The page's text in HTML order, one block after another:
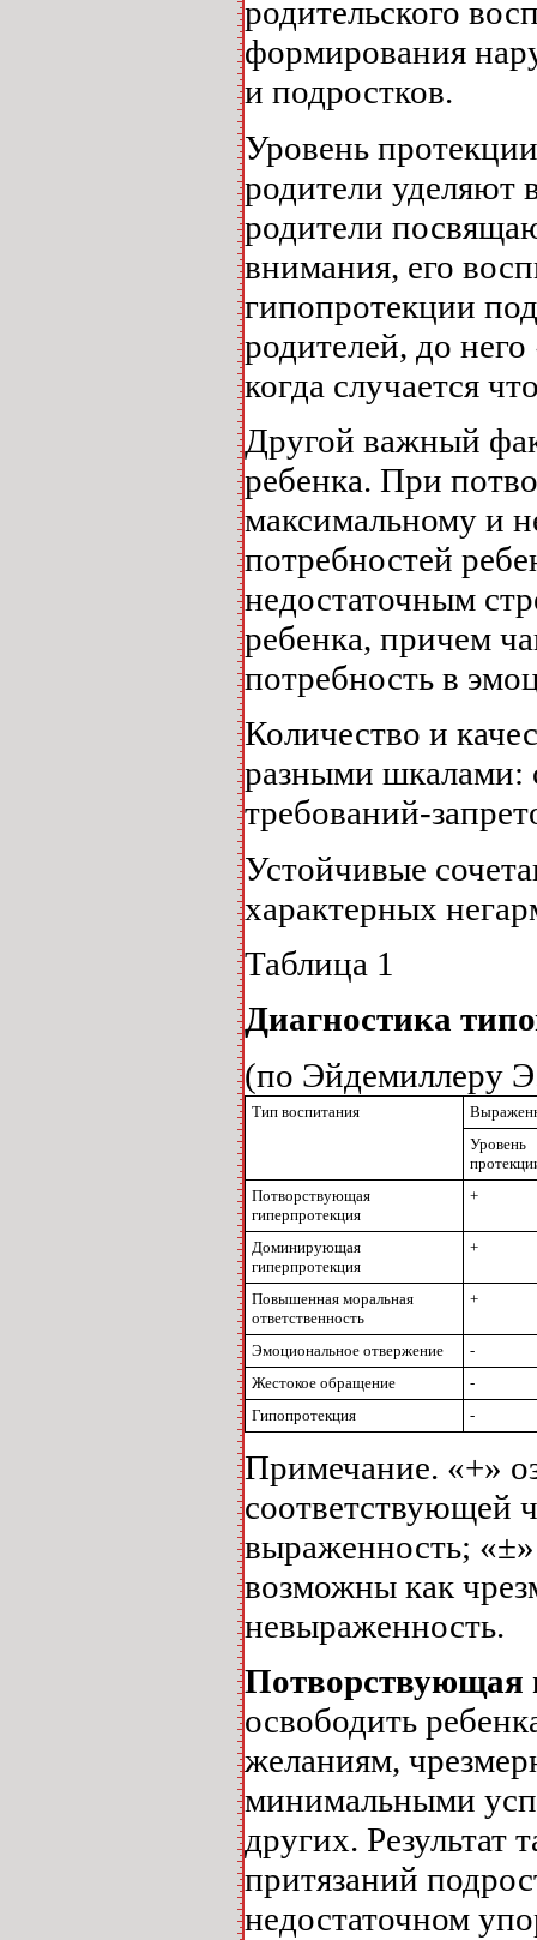
родительского
формирования
и подростков.
Уровень
родители уделяют
родители
внимания, его
гипопротекции
родителей, до
когда случается
Другой важный
ребенка. При
максимальному и
потребностей
недостаточным
ребенка, причем
потребность в
Количество и
разными шкалами:
требований-
Устойчивые
характерных
Таблица 1
Диагностика
(по Эйдемиллеру
Тип воспитания
Уровень
Потворствующая
гиперпротекция
+
Доминирующая
гиперпротекция
+
Повышенная моральная
ответственность
+
Эмоциональное отвержение
-
Жестокое обращение
-
Гипопротекция
-
Примечание. «+»
соответствующей
выраженность;
возможны как
невыраженность.
Потворствующая
освободить
желаниям,
минимальными
других. Результат
притязаний
недостаточном